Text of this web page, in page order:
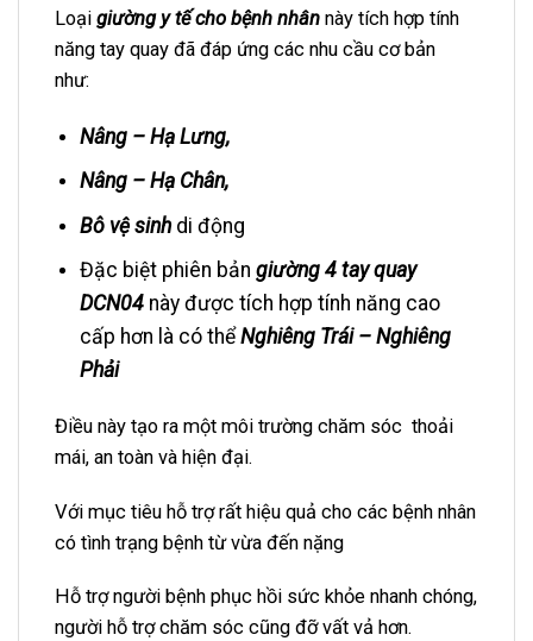
Loại giường y tế cho bệnh nhân này tích hợp tính
năng tay quay đã đáp ứng các nhu cầu cơ bản
như:
Nâng – Hạ Lưng,
Nâng – Hạ Chân,
Bô vệ sinhdi động
Đặc biệt phiên bản giường 4 tay quay
DCN04này được tích hợp tính năng cao
cấp hơn là có thểNghiêng Trái – Nghiêng
Phải
Điều này tạo ra một môi trường chăm sóc thoải
mái, an toàn và hiện đại.
Với mục tiêu hỗ trợ rất hiệu quả cho các bệnh nhân
có tình trạng bệnh từ vừa đến nặng
Hỗ trợ người bệnh phục hồi sức khỏe nhanh chóng,
người hỗ trợ chăm sóc cũng đỡ vất vả hơn.